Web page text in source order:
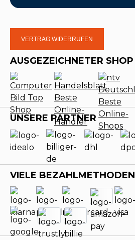
VERTRAG WIDERRUFEN
AUSGEZEICHNETER SHOP
UNSERE PARTNER
VIELE BEZAHLMETHODEN